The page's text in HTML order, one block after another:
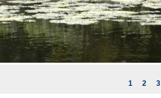
1 2 3